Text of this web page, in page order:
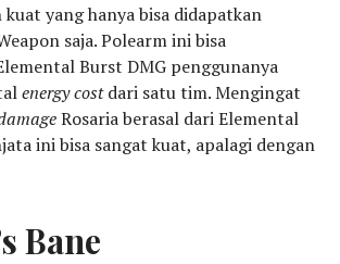
kuat yang hanya bisa didapatkan
saja. Polearm ini bisa
Burst DMG penggunanya
energy costdari satu tim. Mengingat
Rosaria berasal dari Elemental
ini bisa sangat kuat, apalagi dengan
Bane